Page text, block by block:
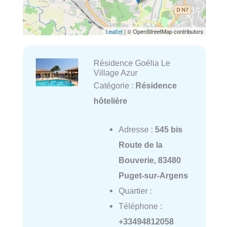
Leaflet | © OpenStreetMap contributors
Résidence Goélia Le
Village Azur
Catégorie : Résidence
hôtelière
Adresse : 545 bis
Route de la
Bouverie, 83480
Puget-sur-Argens
Quartier :
Téléphone :
+33494812058